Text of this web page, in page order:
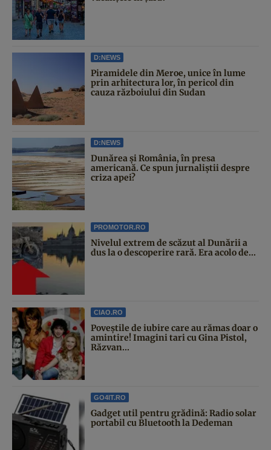
D:NEWS
Piramidele din Meroe, unice în lume
prin arhitectura lor, în pericol din
cauza războiului din Sudan
D:NEWS
Dunărea și România, în presa
americană. Ce spun jurnaliștii despre
criza apei?
PROMOTOR.RO
Nivelul extrem de scăzut al Dunării a
dus la o descoperire rară. Era acolo de...
CIAO.RO
Poveştile de iubire care au rămas doar o
amintire! Imagini tari cu Gina Pistol,
Răzvan...
GO4IT.RO
Gadget util pentru grădină: Radio solar
portabil cu Bluetooth la Dedeman